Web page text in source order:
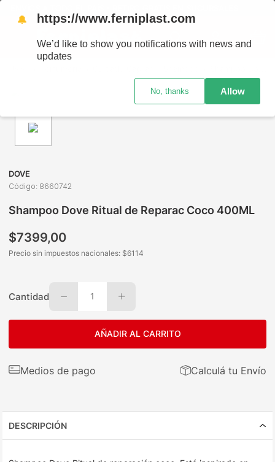
DOVE
Código: 8660742
Shampoo Dove Ritual de Reparac Coco 400ML
$7399,00
Precio sin impuestos nacionales: $6114
Cantidad 1
AÑADIR AL CARRITO
Medios de pago Calculá tu Envío
DESCRIPCIÓN
🔔 https://www.ferniplast.com
We’d like to show you notifications with news and
updates
No, thanks Allow